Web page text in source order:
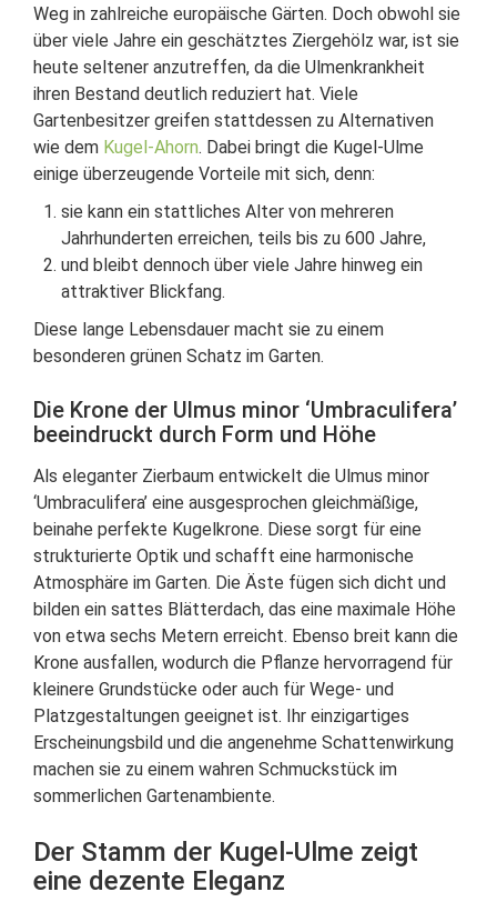
Weg in zahlreiche europäische Gärten. Doch obwohl sie
über viele Jahre ein geschätztes Ziergehölz war, ist sie
heute seltener anzutreffen, da die Ulmenkrankheit
ihren Bestand deutlich reduziert hat. Viele
Gartenbesitzer greifen stattdessen zu Alternativen
wie dem Kugel-Ahorn. Dabei bringt die Kugel-Ulme
einige überzeugende Vorteile mit sich, denn:
sie kann ein stattliches Alter von mehreren
Jahrhunderten erreichen, teils bis zu 600 Jahre,
und bleibt dennoch über viele Jahre hinweg ein
attraktiver Blickfang.
Diese lange Lebensdauer macht sie zu einem
besonderen grünen Schatz im Garten.
Die Krone der Ulmus minor ‘Umbraculifera’
beeindruckt durch Form und Höhe
Als eleganter Zierbaum entwickelt die Ulmus minor
‘Umbraculifera’ eine ausgesprochen gleichmäßige,
beinahe perfekte Kugelkrone. Diese sorgt für eine
strukturierte Optik und schafft eine harmonische
Atmosphäre im Garten. Die Äste fügen sich dicht und
bilden ein sattes Blätterdach, das eine maximale Höhe
von etwa sechs Metern erreicht. Ebenso breit kann die
Krone ausfallen, wodurch die Pflanze hervorragend für
kleinere Grundstücke oder auch für Wege- und
Platzgestaltungen geeignet ist. Ihr einzigartiges
Erscheinungsbild und die angenehme Schattenwirkung
machen sie zu einem wahren Schmuckstück im
sommerlichen Gartenambiente.
Der Stamm der Kugel-Ulme zeigt
eine dezente Eleganz